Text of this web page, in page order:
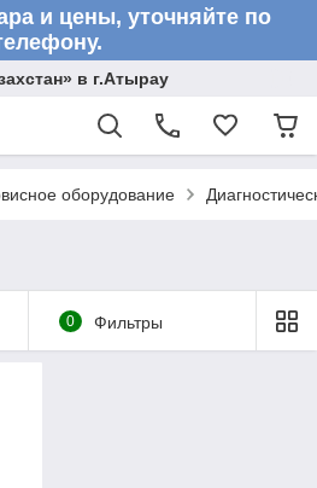
и цены, уточняйте по
в г.Атырау
оборудование
0 Фильтры